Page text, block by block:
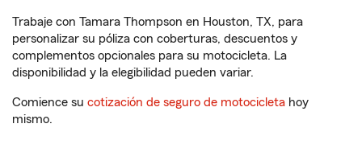
Trabaje con Tamara Thompson en Houston, TX, para
personalizar su póliza con coberturas, descuentos y
complementos opcionales para su motocicleta. La
disponibilidad y la elegibilidad pueden variar.
Comience su cotización de seguro de motocicleta hoy
mismo.